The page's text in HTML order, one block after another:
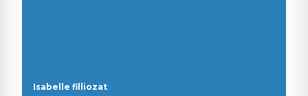
Isabelle filliozat